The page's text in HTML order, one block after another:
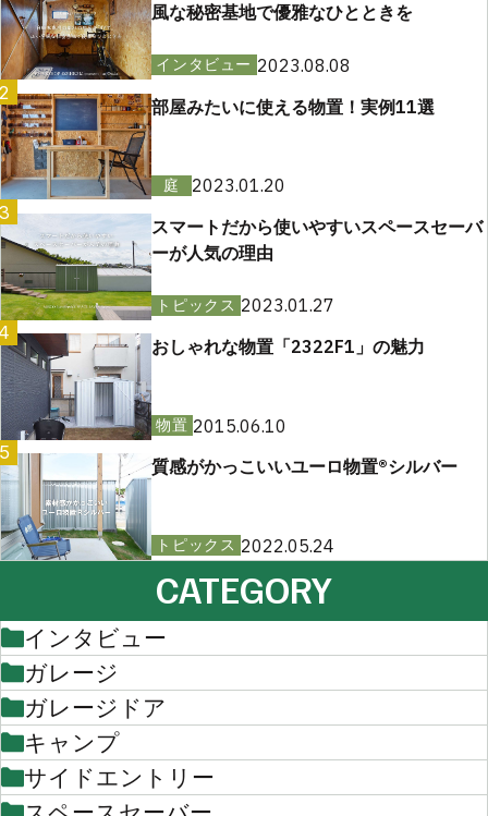
風な秘密基地で優雅なひとときを
インタビュー 2023.08.08
2
部屋みたいに使える物置！実例11選
庭
2023.01.20
スマートだから使いやすいスペースセーバ
ーが人気の理由
トピックス 2023.01.27
おしゃれな物置「2322F1」の魅力
物置 2015.06.10
質感がかっこいいユーロ物置®︎シルバー
トピックス 2022.05.24
CATEGORY
インタビュー
ガレージ
ガレージドア
キャンプ
サイドエントリー